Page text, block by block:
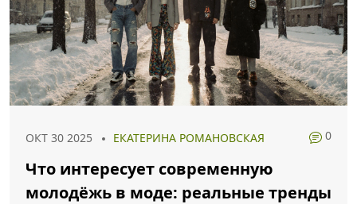
ОКТ 30 2025 ЕКАТЕРИНА РОМАНОВСКАЯ 0
Что интересует современную
молодёжь в моде: реальные тренды